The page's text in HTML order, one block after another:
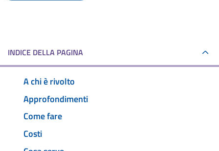
INDICE DELLA PAGINA
A chi è rivolto
Approfondimenti
Come fare
Costi